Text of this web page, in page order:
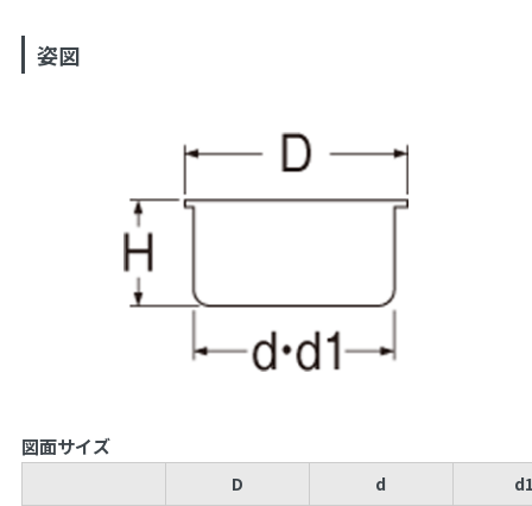
姿図
図面サイズ
D d